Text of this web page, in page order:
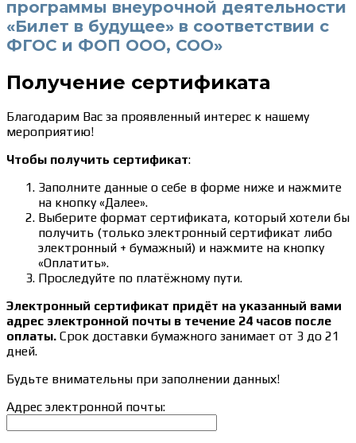
программы внеурочной деятельности
«Билет в будущее» в соответствии с
ФГОС и ФОП ООО, СОО»
Получение сертификата
Благодарим Вас за проявленный интерес к нашему
мероприятию!
Чтобы получить сертификат:
Заполните данные о себе в форме ниже и нажмите
на кнопку «Далее».
Выберите формат сертификата, который хотели бы
получить (только электронный сертификат либо
электронный + бумажный) и нажмите на кнопку
«Оплатить».
Проследуйте по платёжному пути.
Электронный сертификат придёт на указанный вами
адрес электронной почты в течение 24 часов после
оплаты. Срок доставки бумажного занимает от 3 до 21
дней.
Будьте внимательны при заполнении данных!
Адрес электронной почты: